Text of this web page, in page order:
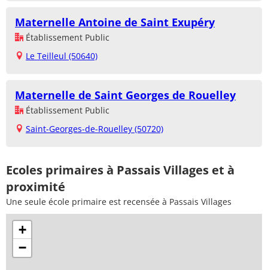
Maternelle Antoine de Saint Exupéry
Établissement Public
Le Teilleul (50640)
Maternelle de Saint Georges de Rouelley
Établissement Public
Saint-Georges-de-Rouelley (50720)
Ecoles primaires à Passais Villages et à
proximité
Une seule école primaire est recensée à Passais Villages
+
−